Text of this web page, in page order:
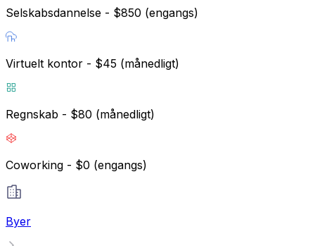
Selskabsdannelse - $850 (engangs)
Virtuelt kontor - $45 (månedligt)
Regnskab - $80 (månedligt)
Coworking - $0 (engangs)
Byer